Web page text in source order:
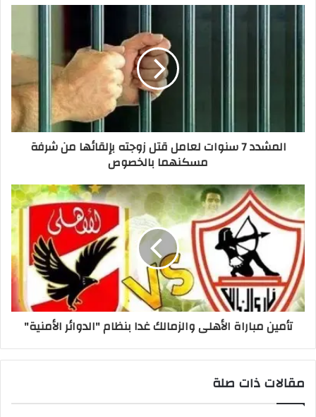
المشدد 7 سنوات لعامل قتل زوجته بإلقائها من شرفة
مسكنهما بالخصوص
تأمين مباراة الأهلى والزمالك غدا بنظام "الدوائر الأمنية"
مقالات ذات صلة